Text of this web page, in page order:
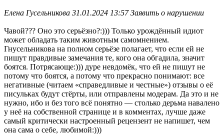
Елена Гусельникова 31.01.2024 13:57 Заявить о нарушении
Чавой??? Оно это серьёзно?:))) Только урождённый идиот
может обладать таким животным самомнением.
Гнусельникова на полном серьёзе полагает, что если ей не
пишут правдивые замечания те, кого она обгадила, значит
боятся. Потрясающе:))) дуре невдомёк, что ей не пишут не
потому что боятся, а потому что прекрасно понимают: все
негативные (читаем «справедливые и честные») отзывы о её
писульках будут стёрты, или отправлены модерам. Да это и не
нужно, ибо и без того всё понятно — столько дерьма навалено
у неё на собственной странице и в комментах, лучше даже
самый критически настроенный рецензент не напишет, чем
она сама о себе, любимой:)))